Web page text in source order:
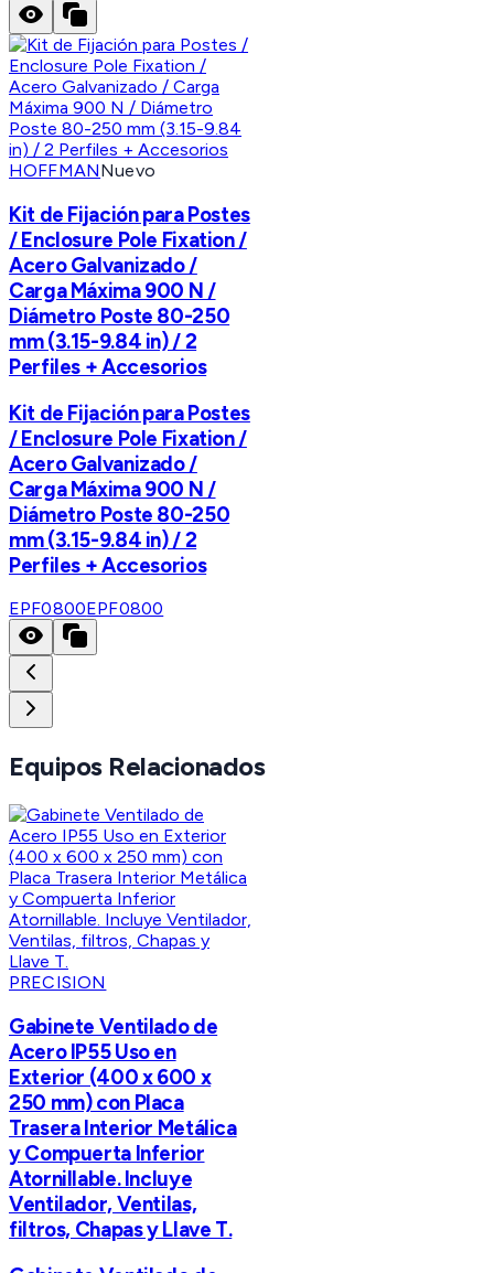
HOFFMANNuevo
Kit de Fijación para Postes
/ Enclosure Pole Fixation /
Acero Galvanizado /
Carga Máxima 900 N /
Diámetro Poste 80-250
mm (3.15-9.84 in) / 2
Perfiles + Accesorios
Kit de Fijación para Postes
/ Enclosure Pole Fixation /
Acero Galvanizado /
Carga Máxima 900 N /
Diámetro Poste 80-250
mm (3.15-9.84 in) / 2
Perfiles + Accesorios
EPF0800EPF0800
Equipos Relacionados
PRECISION
Gabinete Ventilado de
Acero IP55 Uso en
Exterior (400 x 600 x
250 mm) con Placa
Trasera Interior Metálica
y Compuerta Inferior
Atornillable. Incluye
Ventilador, Ventilas,
filtros, Chapas y Llave T.